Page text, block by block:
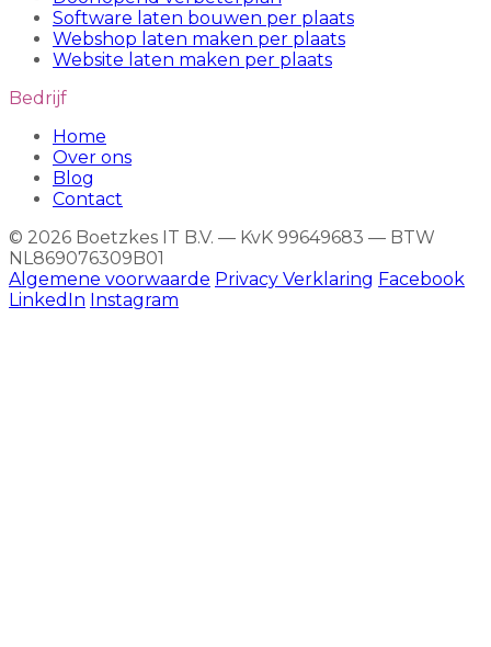
Software laten bouwen per plaats
Webshop laten maken per plaats
Website laten maken per plaats
Bedrijf
Home
Over ons
Blog
Contact
© 2026 Boetzkes IT B.V. — KvK 99649683 — BTW
NL869076309B01
Algemene voorwaarde Privacy Verklaring Facebook
LinkedIn Instagram